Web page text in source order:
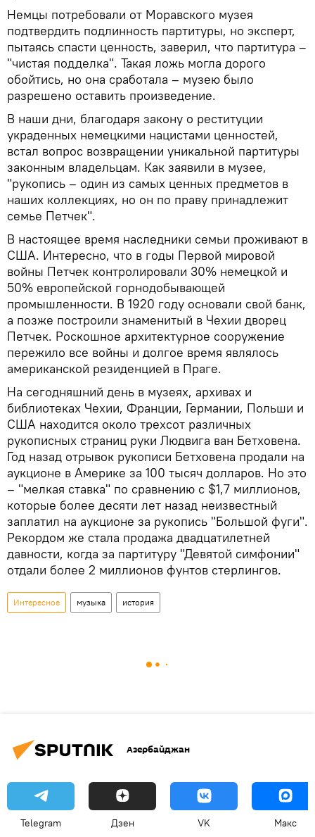
Немцы потребовали от Моравского музея
подтвердить подлинность партитуры, но эксперт,
пытаясь спасти ценность, заверил, что партитура –
"чистая подделка". Такая ложь могла дорого
обойтись, но она сработала – музею было
разрешено оставить произведение.
В наши дни, благодаря закону о реституции
украденных немецкими нацистами ценностей,
встал вопрос возвращении уникальной партитуры
законным владельцам. Как заявили в музее,
"рукопись – один из самых ценных предметов в
наших коллекциях, но он по праву принадлежит
семье Петчек".
В настоящее время наследники семьи проживают в
США. Интересно, что в годы Первой мировой
войны Петчек контролировали 30% немецкой и
50% европейской горнодобывающей
промышленности. В 1920 году основали свой банк,
а позже построили знаменитый в Чехии дворец
Петчек. Роскошное архитектурное сооружение
пережило все войны и долгое время являлось
американской резиденцией в Праге.
На сегодняшний день в музеях, архивах и
библиотеках Чехии, Франции, Германии, Польши и
США находится около трехсот различных
рукописных страниц руки Людвига ван Бетховена.
Год назад отрывок рукописи Бетховена продали на
аукционе в Америке за 100 тысяч долларов. Но это
– "мелкая ставка" по сравнению с $1,7 миллионов,
которые более десяти лет назад неизвестный
заплатил на аукционе за рукопись "Большой фуги".
Рекордом же стала продажа двадцатилетней
давности, когда за партитуру "Девятой симфонии"
отдали более 2 миллионов фунтов стерлингов.
Интересное музыка история
Азербайджан
Telegram Дзен VK Макс